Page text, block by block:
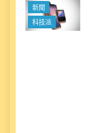
新聞
科技派